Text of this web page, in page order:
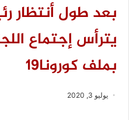
بعد طول أنتظار
يترأس إجتماع
بملف كورونا19
يوليو 3, 2020